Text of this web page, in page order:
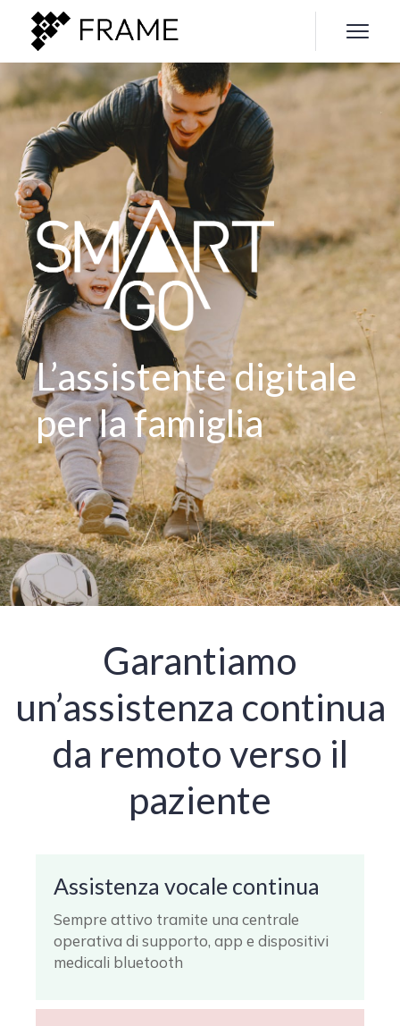
L’assistente digitale
per la famiglia
Garantiamo
un’assistenza continua
da remoto verso il
paziente
Assistenza vocale continua
Sempre attivo tramite una centrale
operativa di supporto, app e dispositivi
medicali bluetooth